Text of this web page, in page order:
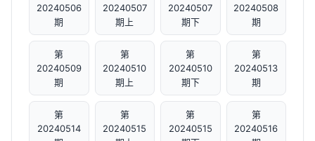
20240506
期
20240507
期上
20240507
期下
20240508
期
第
20240509
期
第
20240510
期上
第
20240510
期下
第
20240513
期
第
20240514
第
20240515
第
20240515
第
20240516